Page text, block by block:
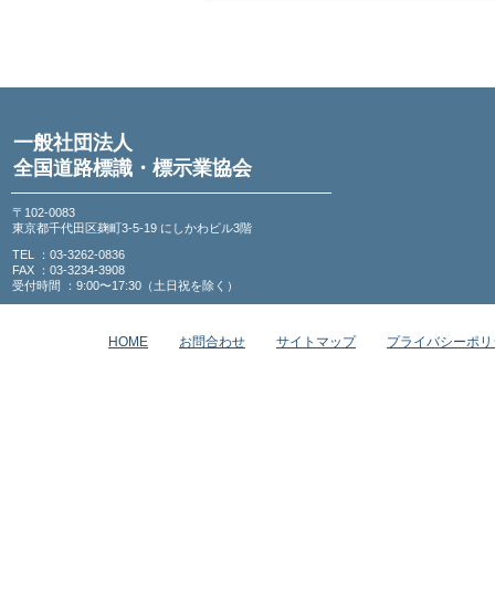
一般社団法人
全国道路標識・標示業協会
〒102-0083
東京都千代田区麹町3-5-19 にしかわビル3階
TEL ：03-3262-0836
FAX ：03-3234-3908
受付時間 ：9:00〜17:30（土日祝を除く）
HOME お問合わせ サイトマップ プライバシーポ